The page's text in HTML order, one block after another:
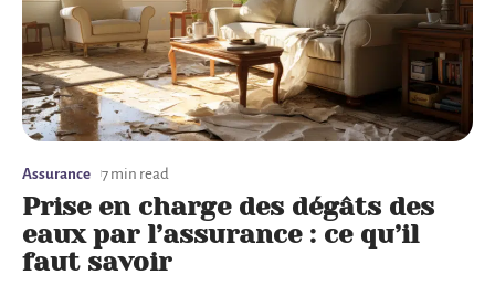
Assurance 7 min read
Prise en charge des dégâts des
eaux par l’assurance : ce qu’il
faut savoir